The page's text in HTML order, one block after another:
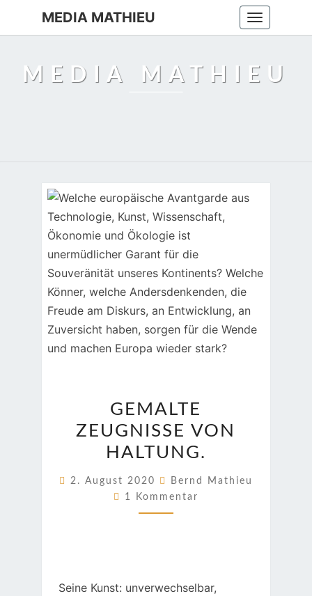
Toggle
navigation
MEDIA MATHIEU
MEDIA MATHIEU
ZEUGNISSE
VON
HALTUNG.
GEMALTE
ZEUGNISSE VON
HALTUNG.
2. August 2020
Bernd Mathieu
Kommentare
1 Kommentar
Seine Kunst: unverwechselbar,